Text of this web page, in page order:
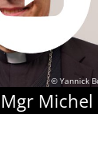
© Yannick